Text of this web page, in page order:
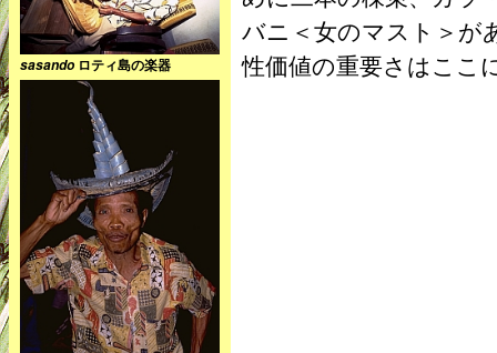
バニ＜女のマスト＞が
性価値の重要さはここ
sasando ロティ島の楽器